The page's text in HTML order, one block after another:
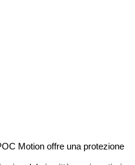
Motion offre una protezione